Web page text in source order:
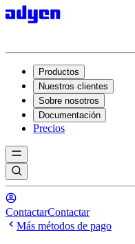
Productos
Nuestros clientes
Sobre nosotros
Documentación
Precios
ContactarContactar
Más métodos de pago